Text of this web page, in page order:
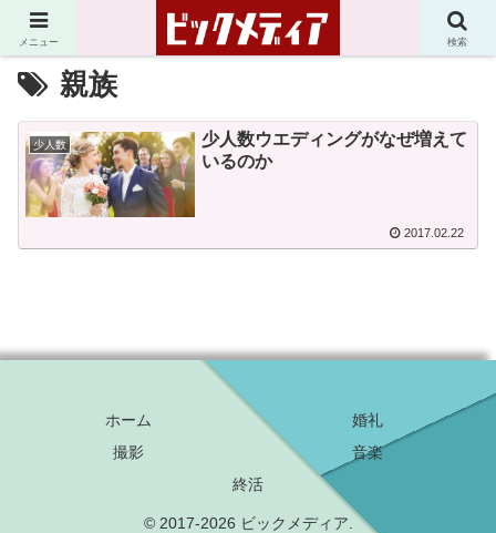
親族
少人数
少人数ウエディングがなぜ増えて
いるのか
2017.02.22
ホーム
婚礼
撮影
音楽
終活
© 2017-2026 ビックメディア.
メニュー 検索